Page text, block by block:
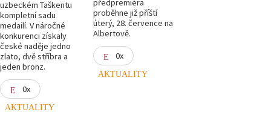
uzbeckém Taškentu
kompletní sadu
medailí. V náročné
konkurenci získaly
české naděje jedno
zlato, dvě stříbra a
jeden bronz.
0x
AKTUALITY
předpremiéra
proběhne již příští
úterý, 28. července na
Albertově.
0x
AKTUALITY